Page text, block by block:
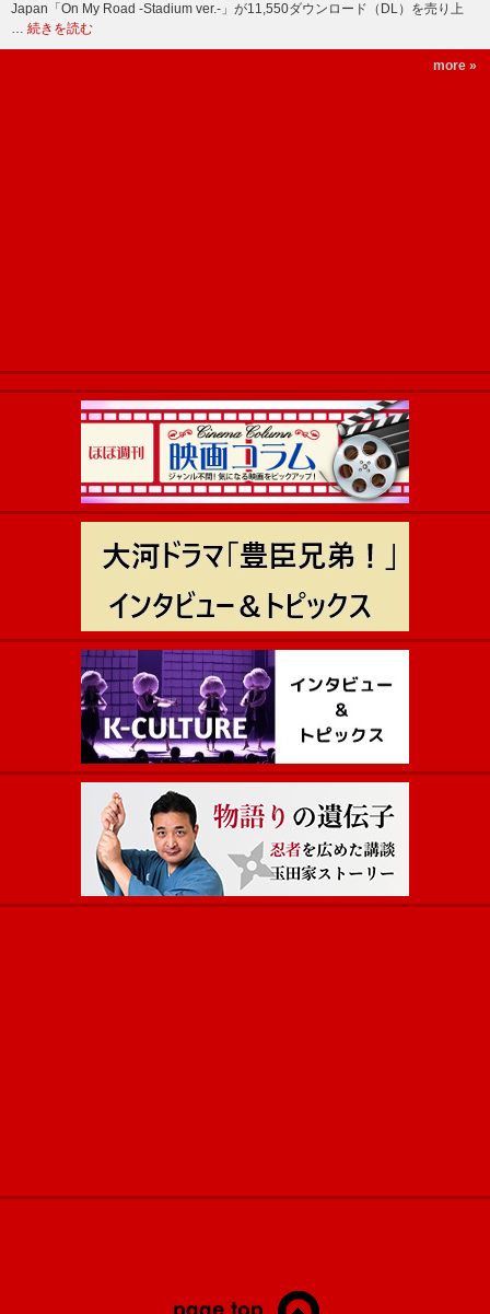
Japan「On My Road -Stadium ver.-」が11,550ダウンロード（DL）を売り上
… 続きを読む
more »